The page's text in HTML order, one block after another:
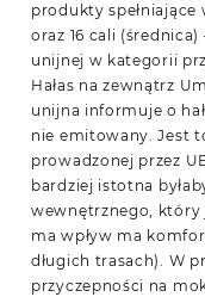
produkty
oraz 16 cali (średnica)
unijnej w kategorii
Hałas na zewnątrz
unijna informuje o
nie emitowany. Jest
prowadzonej przez
bardziej istotna
wewnętrznego, który
ma wpływ ma
długich trasach). W
przyczepności na